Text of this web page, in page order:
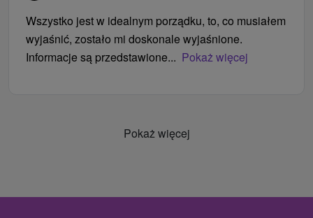
Wszystko jest w idealnym porządku, to, co musiałem
wyjaśnić, zostało mi doskonale wyjaśnione.
Informacje są przedstawione... Pokaż więcej
Pokaż więcej